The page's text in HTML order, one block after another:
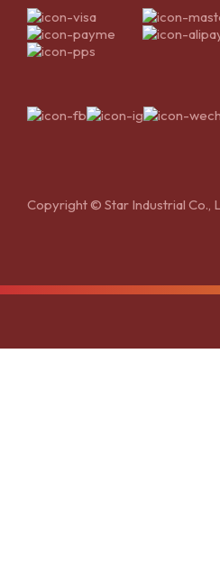
Copyright © Star Industrial Co.,